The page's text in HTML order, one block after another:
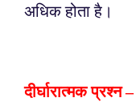
अधिक होता है।
दीर्घारात्मक